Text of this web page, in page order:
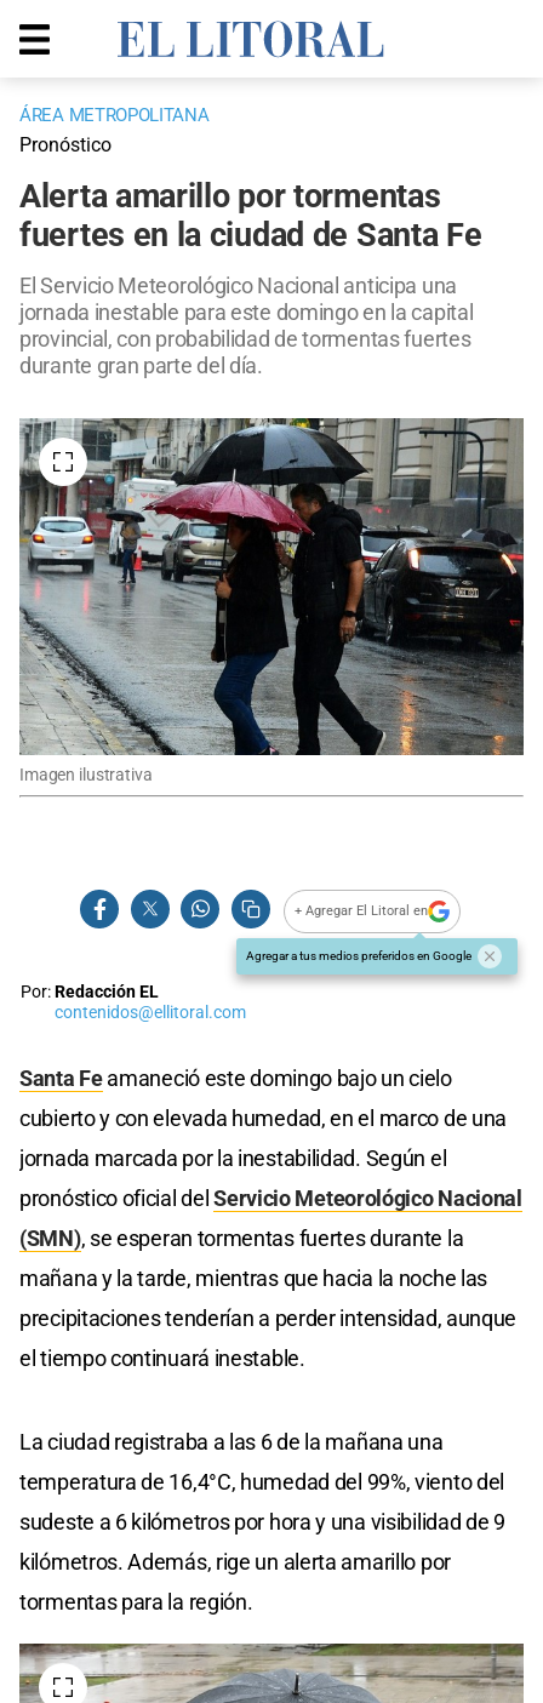
ÁREA METROPOLITANA
Pronóstico
Alerta amarillo por tormentas
fuertes en la ciudad de Santa Fe
El Servicio Meteorológico Nacional anticipa una
jornada inestable para este domingo en la capital
provincial, con probabilidad de tormentas fuertes
durante gran parte del día.
Imagen ilustrativa
+ Agregar El Litoral en
Agregar a tus medios preferidos en Google
Por:Redacción EL
contenidos@ellitoral.com
Santa Feamaneció este domingo bajo un cielo
cubierto y con elevada humedad, en el marco de una
jornada marcada por la inestabilidad. Según el
pronóstico oficial delServicio Meteorológico Nacional
(SMN), se esperan tormentas fuertes durante la
mañana y la tarde, mientras que hacia la noche las
precipitaciones tenderían a perder intensidad, aunque
el tiempo continuará inestable.
La ciudad registraba a las 6 de la mañana una
temperatura de 16,4°C, humedad del 99%, viento del
sudeste a 6 kilómetros por hora y una visibilidad de 9
kilómetros. Además, rige un alerta amarillo por
tormentas para la región.